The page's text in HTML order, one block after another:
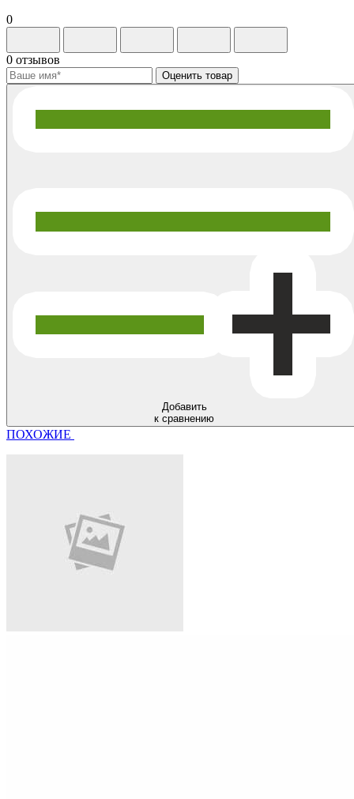
0
0 отзывов
Добавить
к сравнению
ПОХОЖИЕ